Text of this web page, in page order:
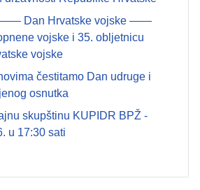
—— Dan Hrvatske vojske ——
vojske i 35. obljetnicu
vojske
čestitamo Dan udruge i
osnutka
skupštinu KUPIDR BPŽ -
u 17:30 sati